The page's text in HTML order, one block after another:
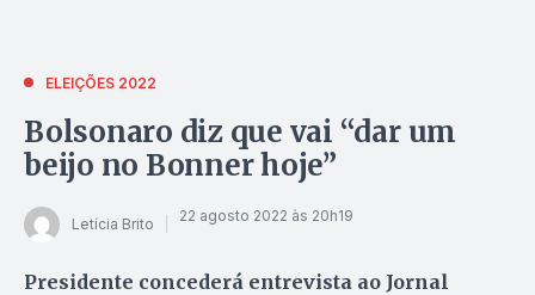
ELEIÇÕES 2022
Bolsonaro diz que vai “dar um
beijo no Bonner hoje”
Letícia Brito 22 agosto 2022 às 20h19
Presidente concederá entrevista ao Jornal